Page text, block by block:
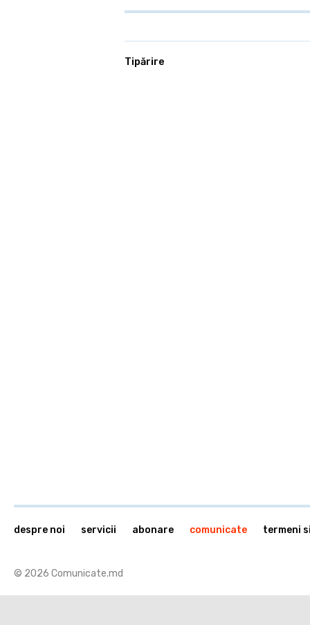
Tipărire
© 2026 Comunicate.md
despre noi servicii abonare comunicate termeni